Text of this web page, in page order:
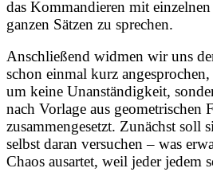
das Kommandieren mit
ganzen Sätzen zu sprechen.
Anschließend widmen wir uns
schon einmal kurz
um keine Unanständigkeit,
nach Vorlage aus geometrischen
zusammengesetzt. Zunächst soll
selbst daran versuchen – was
Chaos ausartet, weil jeder jedem